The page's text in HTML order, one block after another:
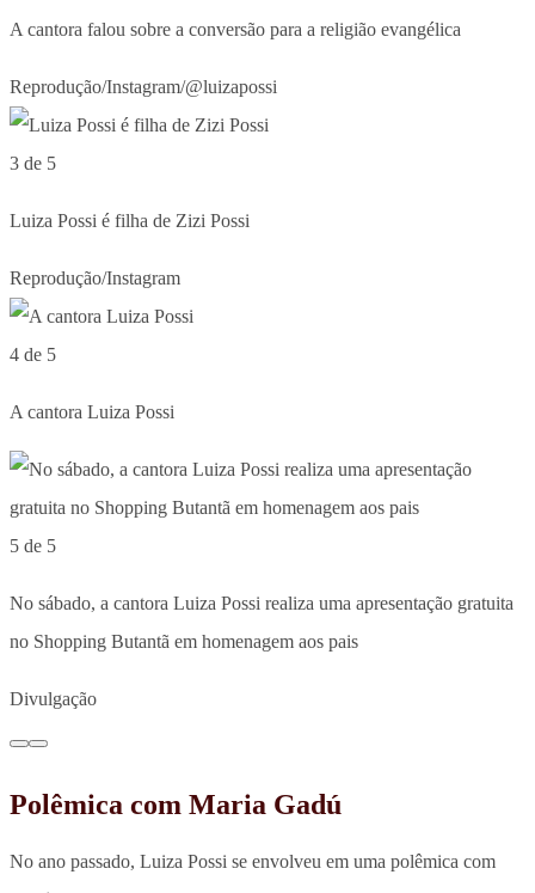
A cantora falou sobre a conversão para a religião evangélica
Reprodução/Instagram/@luizapossi
3 de 5
Luiza Possi é filha de Zizi Possi
Reprodução/Instagram
4 de 5
A cantora Luiza Possi
5 de 5
No sábado, a cantora Luiza Possi realiza uma apresentação gratuita
no Shopping Butantã em homenagem aos pais
Divulgação
Polêmica com Maria Gadú
No ano passado, Luiza Possi se envolveu em uma polêmica com